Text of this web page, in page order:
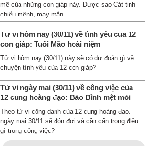
mẽ của những con giáp này. Được sao Cát tinh
chiếu mệnh, may mắn ...
Tử vi hôm nay (30/11) về tình yêu của 12
con giáp: Tuổi Mão hoài niệm
Tử vi hôm nay (30/11) này sẽ có dự đoán gì về
chuyện tình yêu của 12 con giáp?
Tử vi ngày mai (30/11) về công việc của
12 cung hoàng đạo: Bảo Bình mệt mỏi
Theo tử vi công danh của 12 cung hoàng đạo,
ngày mai 30/11 sẽ đón đợi và cần cẩn trọng điều
gì trong công việc?